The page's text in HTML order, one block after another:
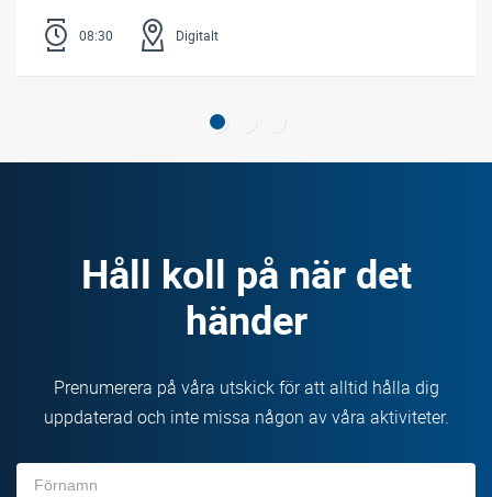
08:30 Digitalt
Håll koll på när det
händer
Prenumerera på våra utskick för att alltid hålla dig
uppdaterad och inte missa någon av våra aktiviteter.
Förnamn